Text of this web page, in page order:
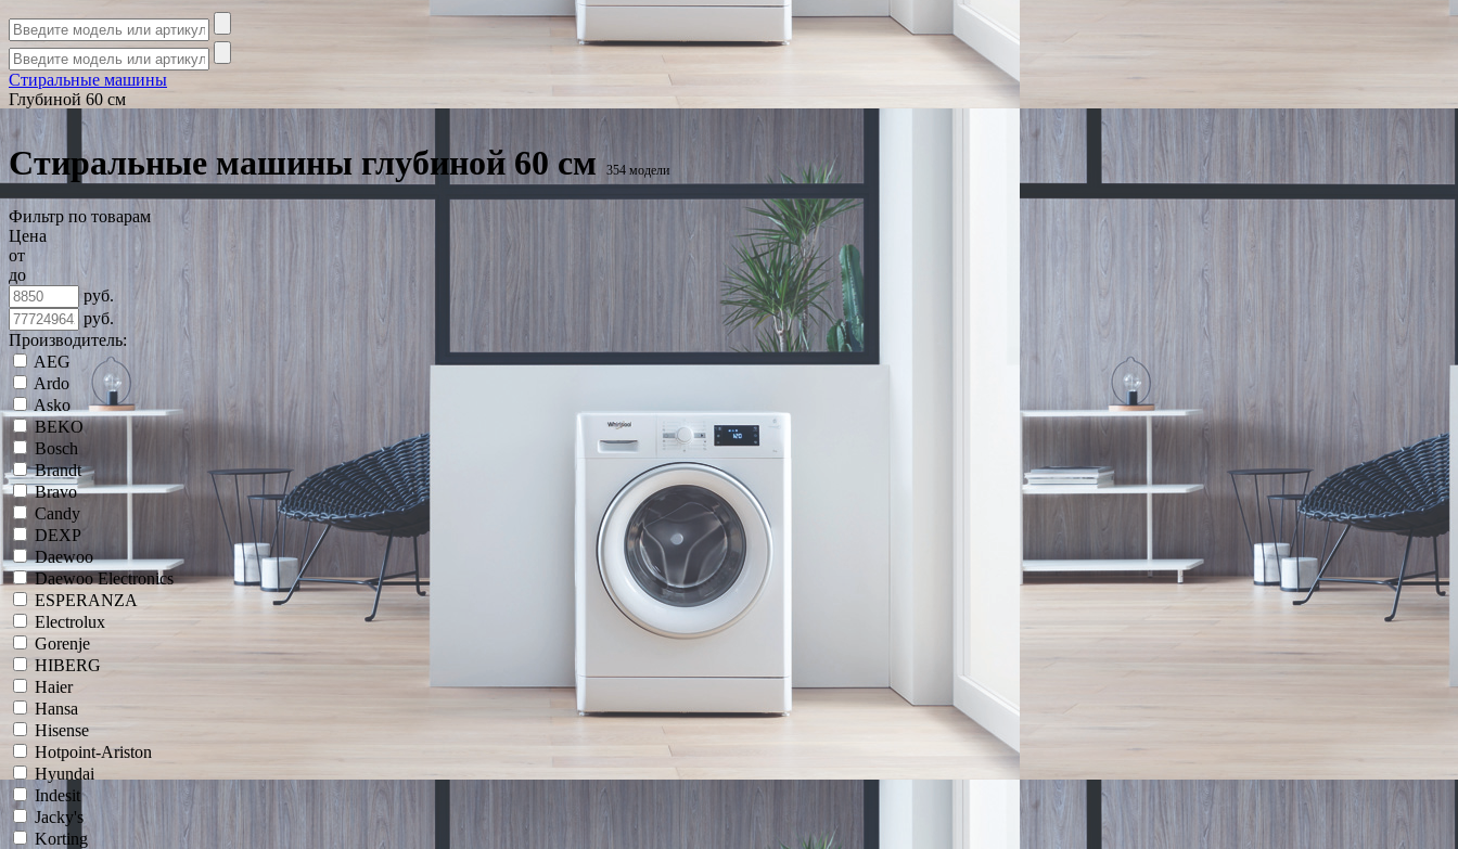
Стиральные машины
Глубиной 60 см
Стиральные машины глубиной 60 см 354 модели
Фильтр по товарам
Цена
от
до
руб.
руб.
Производитель:
AEG
Ardo
Asko
BEKO
Bosch
Brandt
Bravo
Candy
DEXP
Daewoo
Daewoo Electronics
ESPERANZA
Electrolux
Gorenje
HIBERG
Haier
Hansa
Hisense
Hotpoint-Ariston
Hyundai
Indesit
Jacky's
Korting